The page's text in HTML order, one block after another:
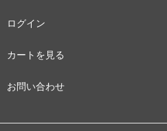
ログイン
カートを見る
お問い合わせ